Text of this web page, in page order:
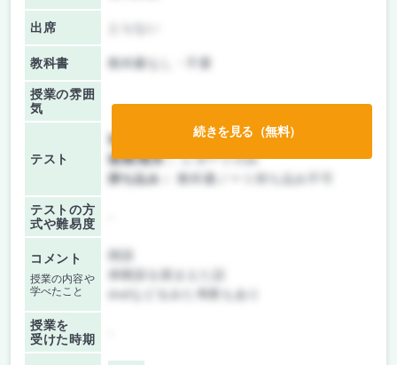
出席
教科書 教科書なし・不要
授業の雰囲
気
テスト
前期/中間：
レポートのみ
後期/期末：レポートのみ
持ち込み：
教科書ノート持ち込み不可
テストの方
式や難易度
コメント
授業の内容や
学べたこと
体験談を踏まえた話
dvdなどをみた考察もあり
授業を
受けた時期
続きを見る（無料）